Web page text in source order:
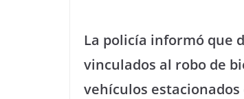
La policía informó que
vinculados al robo de
vehículos